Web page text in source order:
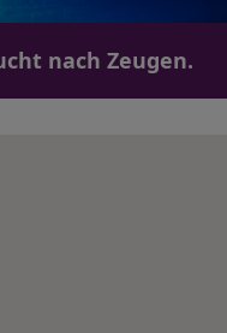
nach Zeugen.